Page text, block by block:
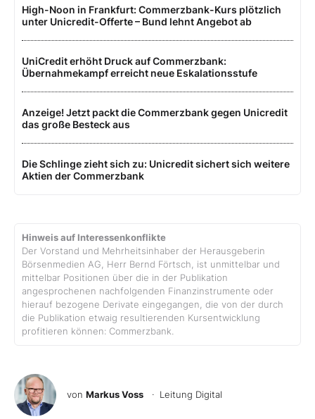
High-Noon in Frankfurt: Commerzbank-Kurs plötzlich
unter Unicredit-Offerte – Bund lehnt Angebot ab
UniCredit erhöht Druck auf Commerzbank:
Übernahmekampf erreicht neue Eskalationsstufe
Anzeige! Jetzt packt die Commerzbank gegen Unicredit
das große Besteck aus
Die Schlinge zieht sich zu: Unicredit sichert sich weitere
Aktien der Commerzbank
Hinweis auf Interessenkonflikte
Der Vorstand und Mehrheitsinhaber der Herausgeberin
Börsenmedien AG, Herr Bernd Förtsch, ist unmittelbar und
mittelbar Positionen über die in der Publikation
angesprochenen nachfolgenden Finanzinstrumente oder
hierauf bezogene Derivate eingegangen, die von der durch
die Publikation etwaig resultierenden Kursentwicklung
profitieren können: Commerzbank.
von Markus Voss · Leitung Digital